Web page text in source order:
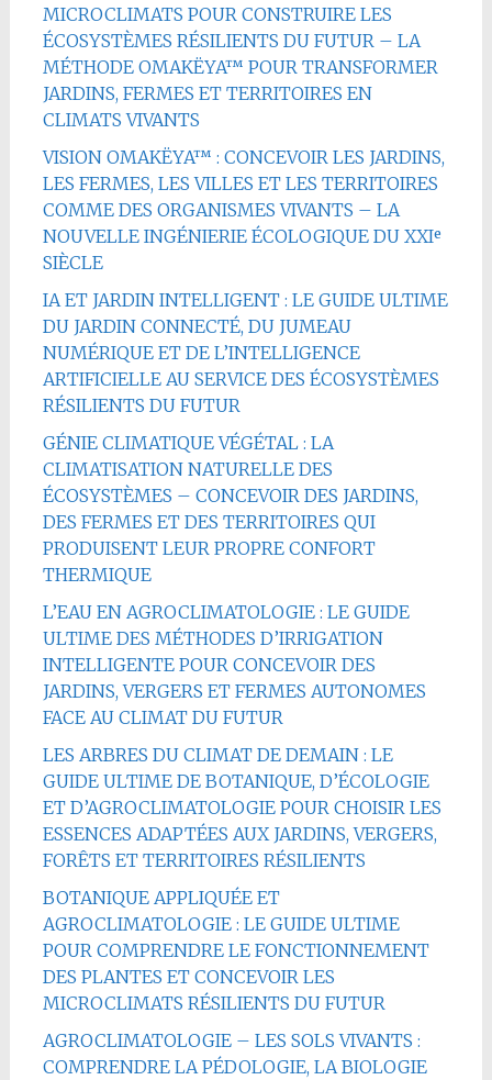
MICROCLIMATS POUR CONSTRUIRE LES
ÉCOSYSTÈMES RÉSILIENTS DU FUTUR – LA
MÉTHODE OMAKËYA™ POUR TRANSFORMER
JARDINS, FERMES ET TERRITOIRES EN
CLIMATS VIVANTS
VISION OMAKËYA™ : CONCEVOIR LES JARDINS,
LES FERMES, LES VILLES ET LES TERRITOIRES
COMME DES ORGANISMES VIVANTS – LA
NOUVELLE INGÉNIERIE ÉCOLOGIQUE DU XXIᵉ
SIÈCLE
IA ET JARDIN INTELLIGENT : LE GUIDE ULTIME
DU JARDIN CONNECTÉ, DU JUMEAU
NUMÉRIQUE ET DE L’INTELLIGENCE
ARTIFICIELLE AU SERVICE DES ÉCOSYSTÈMES
RÉSILIENTS DU FUTUR
GÉNIE CLIMATIQUE VÉGÉTAL : LA
CLIMATISATION NATURELLE DES
ÉCOSYSTÈMES – CONCEVOIR DES JARDINS,
DES FERMES ET DES TERRITOIRES QUI
PRODUISENT LEUR PROPRE CONFORT
THERMIQUE
L’EAU EN AGROCLIMATOLOGIE : LE GUIDE
ULTIME DES MÉTHODES D’IRRIGATION
INTELLIGENTE POUR CONCEVOIR DES
JARDINS, VERGERS ET FERMES AUTONOMES
FACE AU CLIMAT DU FUTUR
LES ARBRES DU CLIMAT DE DEMAIN : LE
GUIDE ULTIME DE BOTANIQUE, D’ÉCOLOGIE
ET D’AGROCLIMATOLOGIE POUR CHOISIR LES
ESSENCES ADAPTÉES AUX JARDINS, VERGERS,
FORÊTS ET TERRITOIRES RÉSILIENTS
BOTANIQUE APPLIQUÉE ET
AGROCLIMATOLOGIE : LE GUIDE ULTIME
POUR COMPRENDRE LE FONCTIONNEMENT
DES PLANTES ET CONCEVOIR LES
MICROCLIMATS RÉSILIENTS DU FUTUR
AGROCLIMATOLOGIE – LES SOLS VIVANTS :
COMPRENDRE LA PÉDOLOGIE, LA BIOLOGIE